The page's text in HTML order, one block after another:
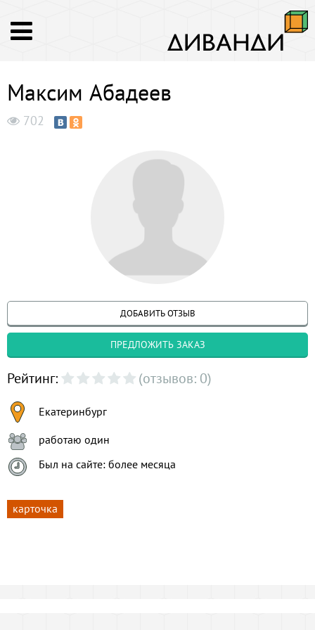
Максим Абадеев
702
ДОБАВИТЬ ОТЗЫВ
ПРЕДЛОЖИТЬ ЗАКАЗ
Рейтинг: (отзывов: 0)
Екатеринбург
работаю один
Был на сайте: более месяца
карточка